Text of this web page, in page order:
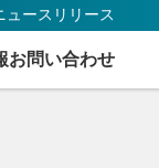
ュースリリース
お問い合わせ